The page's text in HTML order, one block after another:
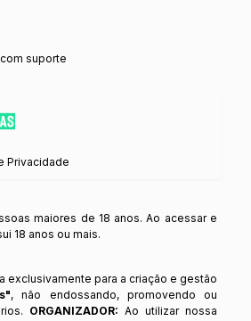
suporte
Privacidade
maiores de 18 anos. Ao acessar e
18 anos ou mais.
para a criação e gestão
, não endossando, promovendo ou
ORGANIZADOR: Ao utilizar nossa